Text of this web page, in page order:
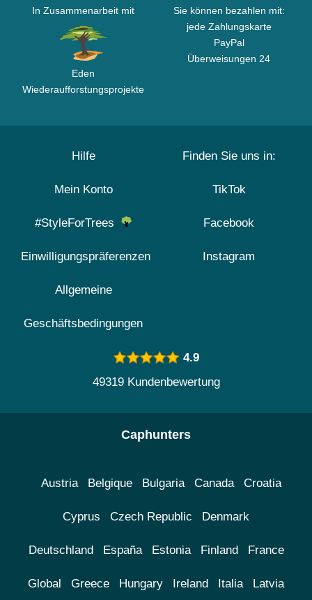
In Zusammenarbeit mit
Eden
Wiederaufforstungsprojekte
Sie können bezahlen mit:
jede Zahlungskarte
PayPal
Überweisungen 24
Hilfe
Mein Konto
#StyleForTrees
Einwilligungspräferenzen
Allgemeine
Geschäftsbedingungen
Finden Sie uns in:
TikTok
Facebook
Instagram
4.9
49319 Kundenbewertung
Caphunters
Austria Belgique Bulgaria Canada Croatia
Cyprus Czech Republic Denmark
Deutschland España Estonia Finland France
Global Greece Hungary Ireland Italia Latvia